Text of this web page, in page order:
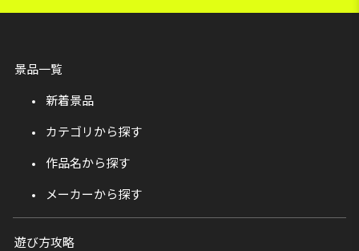
景品一覧
新着景品
カテゴリから探す
作品名から探す
メーカーから探す
遊び方攻略